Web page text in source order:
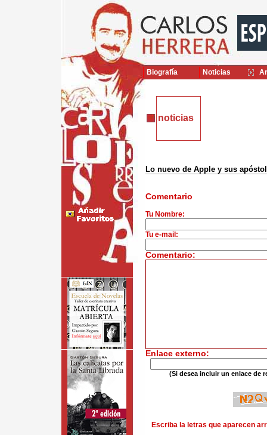
noticias
Lo nuevo de Apple y sus
Comentario
Tu Nombre:
Tu e-mail:
Comentario:
Enlace externo:
(Si desea incluir un enlace de
Escriba la letras que aparecen
Biografía Noticias